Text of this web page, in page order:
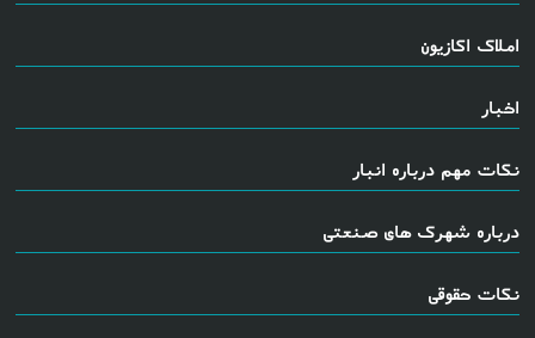
املاک اکازیون
اخبار
نکات مهم درباره انبار
درباره شهرک های صنعتی
نکات حقوقی